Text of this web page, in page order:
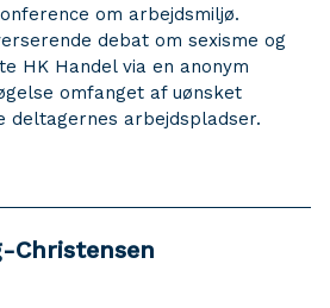
om arbejdsmiljø.
debat om sexisme og
HK Handel via en anonym
omfanget af uønsket
deltagernes arbejdspladser.
Christensen